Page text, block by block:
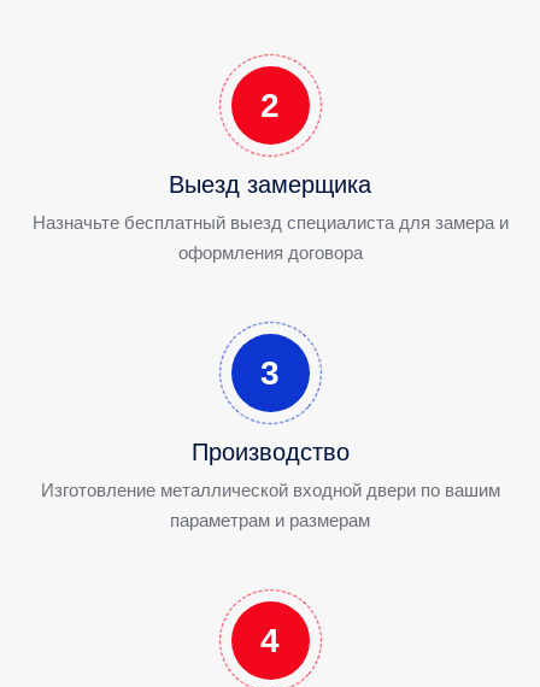
2
Выезд замерщика
Назначьте бесплатный выезд специалиста для замера и
оформления договора
3
Производство
Изготовление металлической входной двери по вашим
параметрам и размерам
4